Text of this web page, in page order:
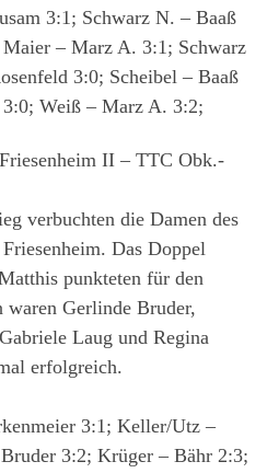
3:1; Schwarz N. – Baaß
– Marz A. 3:1; Schwarz
3:0; Scheibel – Baaß
Weiß – Marz A. 3:2;
II – TTC Obk.-
verbuchten die Damen des
Das Doppel
punkteten für den
Gerlinde Bruder,
Laug und Regina
erfolgreich.
3:1; Keller/Utz –
3:2; Krüger – Bähr 2:3;